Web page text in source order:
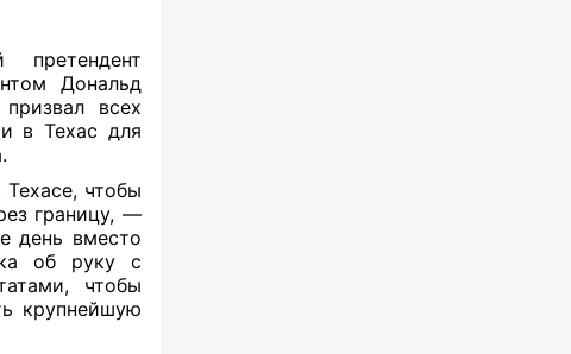
претендент
Дональд
всех
в Техас для
чтобы
границу, —
день вместо
об руку с
чтобы
крупнейшую